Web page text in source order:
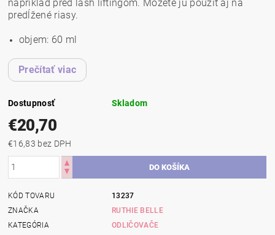
napríklad pred lash liftingom. Môžete ju použiť aj na
predĺžené riasy.
objem: 60 ml
Prečítať viac
Dostupnosť Skladom
€20,70
€16,83 bez DPH
KÓD TOVARU
13237
ZNAČKA
RUTHIE BELLE
KATEGÓRIA
ODLIČOVAČE